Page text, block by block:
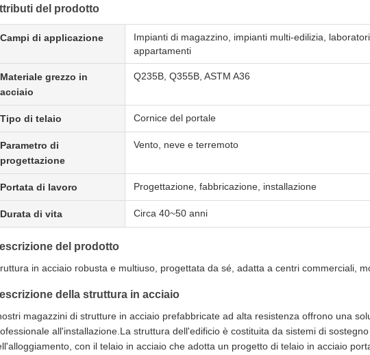
del prodotto
Campi di applicazione
Impianti di magazzino, impianti multi-edilizia,
appartamenti
Materiale grezzo in
acciaio
Q235B, Q355B, ASTM A36
Tipo di telaio Cornice del portale
Parametro di
progettazione
Vento, neve e terremoto
Portata di lavoro Progettazione, fabbricazione, installazione
Durata di vita Circa 40~50 anni
del prodotto
in acciaio robusta e multiuso, progettata da sé, adatta a centri commerciali,
della struttura in acciaio
magazzini di strutture in acciaio prefabbricate ad alta resistenza offrono una
all'installazione.La struttura dell'edificio è costituita da sistemi di
con il telaio in acciaio che adotta un progetto di telaio in acciaio